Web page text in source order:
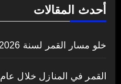
أحدث المقالات
خلو مسار القمر لسنة 2026
القمر في المنازل خلال عام 2026 _ المنازل القمرية